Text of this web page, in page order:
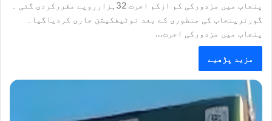
پنجاب میں مزدورکی کم ازکم اجرت 32ہزارروپے مقررکردی گئی ۔
گورنرپنجاب کی منظوری کے بعد نوٹیفکیشن جاری کردیاگیا۔
پنجاب میں مزدورکی اجرت…
مزید پڑھیے